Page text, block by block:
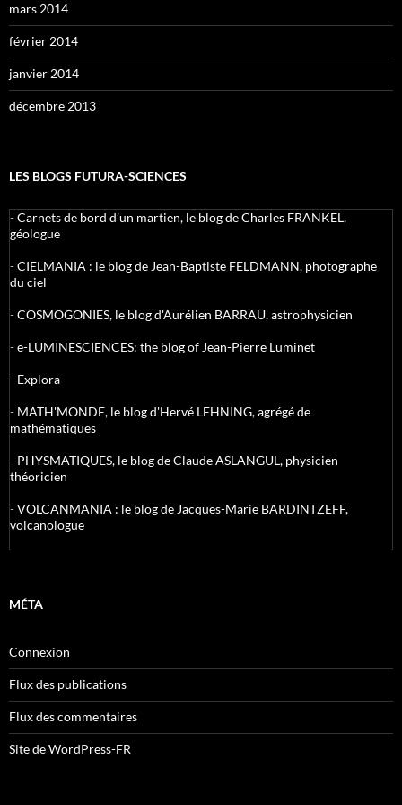
mars 2014
février 2014
janvier 2014
décembre 2013
LES BLOGS FUTURA-SCIENCES
-Carnets de bord d’un martien, le blog de Charles FRANKEL,
géologue
-CIELMANIA : le blog de Jean-Baptiste FELDMANN, photographe
du ciel
-COSMOGONIES, le blog d'Aurélien BARRAU, astrophysicien
-e-LUMINESCIENCES: the blog of Jean-Pierre Luminet
- Explora
- MATH'MONDE, le blog d'Hervé LEHNING, agrégé de
mathématiques
- PHYSMATIQUES, le blog de Claude ASLANGUL, physicien
théoricien
-VOLCANMANIA : le blog de Jacques-Marie BARDINTZEFF,
volcanologue
MÉTA
Connexion
Flux des publications
Flux des commentaires
Site de WordPress-FR